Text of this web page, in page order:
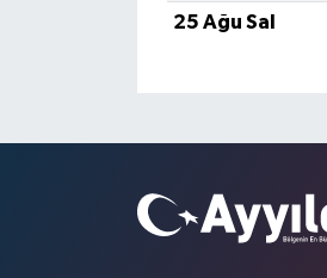
25 Ağu Sal